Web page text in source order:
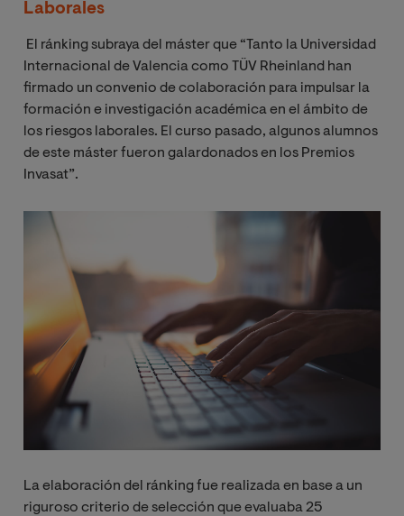
Laborales
El ránking subraya del máster que “Tanto la Universidad
Internacional de Valencia como TÜV Rheinland han
firmado un convenio de colaboración para impulsar la
formación e investigación académica en el ámbito de
los riesgos laborales. El curso pasado, algunos alumnos
de este máster fueron galardonados en los Premios
Invasat”.
La elaboración del ránking fue realizada en base a un
riguroso criterio de selección que evaluaba 25